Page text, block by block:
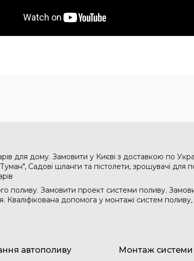
для дому. Замовити у Києві з доставкою по
Садові шланги та пістолети, зрошувачі для
поливу. Замовити проект системи поливу.
Кваліфікована допомога у монтажі систем
автополиву Монтаж системи